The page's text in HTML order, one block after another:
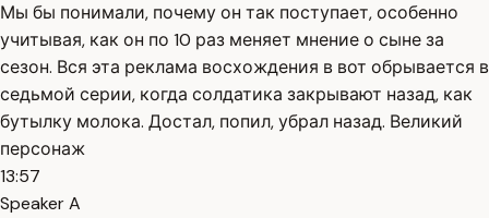
Мы бы понимали, почему он так поступает, особенно
учитывая, как он по 10 раз меняет мнение о сыне за
сезон. Вся эта реклама восхождения в вот обрывается в
седьмой серии, когда солдатика закрывают назад, как
бутылку молока. Достал, попил, убрал назад. Великий
персонаж
13:57
Speaker A